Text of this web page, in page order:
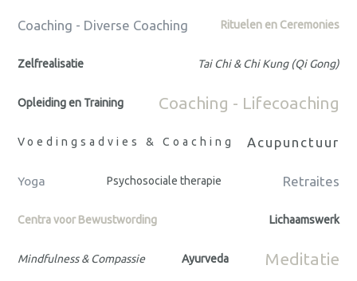
Coaching - Diverse Coaching Rituelen en Ceremonies
Zelfrealisatie Tai Chi & Chi Kung (Qi Gong)
Opleiding en Training Coaching - Lifecoaching
Voedingsadvies & Coaching Acupunctuur
Yoga Psychosociale therapie Retraites
Centra voor Bewustwording Lichaamswerk
Mindfulness & Compassie Ayurveda Meditatie